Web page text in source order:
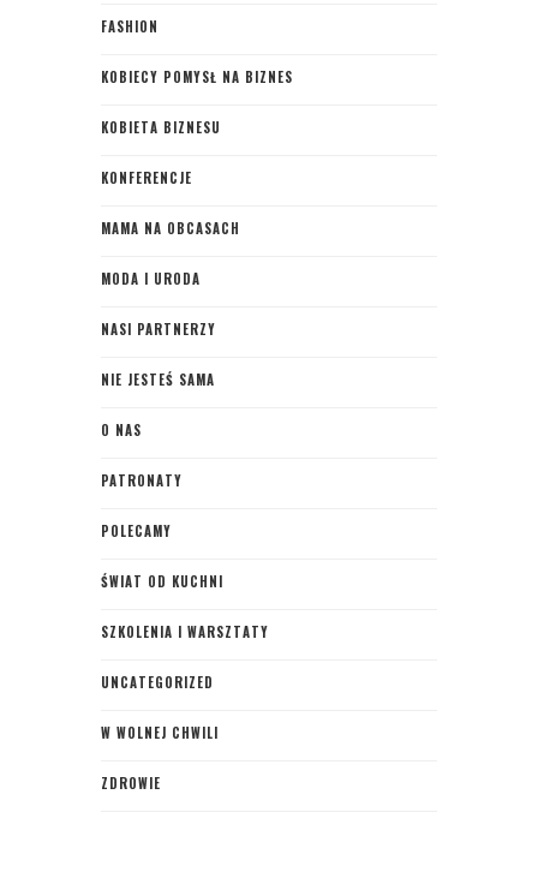
FASHION
KOBIECY POMYSŁ NA BIZNES
KOBIETA BIZNESU
KONFERENCJE
MAMA NA OBCASACH
MODA I URODA
NASI PARTNERZY
NIE JESTEŚ SAMA
O NAS
PATRONATY
POLECAMY
ŚWIAT OD KUCHNI
SZKOLENIA I WARSZTATY
UNCATEGORIZED
W WOLNEJ CHWILI
ZDROWIE